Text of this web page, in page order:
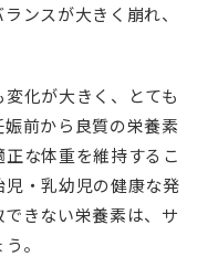
ンスが大きく崩れ、
化が大きく、とても
前から良質の栄養素
な体重を維持するこ
・乳幼児の健康な発
きない栄養素は、サ
。